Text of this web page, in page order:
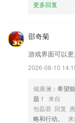
更多回复
邵奇菊
游戏界面可以
2026-08-10
储康澜 ：希望
题！
来自
包磊蓉 回复
略和行动。
来